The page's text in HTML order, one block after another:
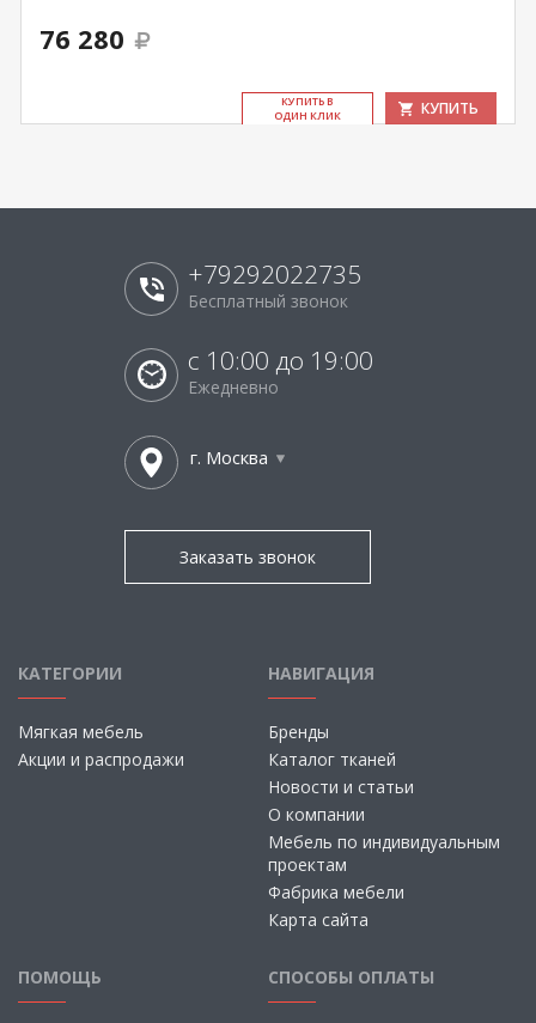
76 280
КУ­ПИТЬ В
ОДИН КЛИК
КУПИТЬ
+79292022735
Бесплатный звонок
с 10:00 до 19:00
Ежедневно
г. Москва
Заказать звонок
КАТЕГОРИИ
Мягкая мебель
Акции и распродажи
НАВИГАЦИЯ
Бренды
Каталог тканей
Новости и статьи
О компании
Мебель по индивидуальным
проектам
Фабрика мебели
Карта сайта
ПОМОЩЬ СПОСОБЫ ОПЛАТЫ